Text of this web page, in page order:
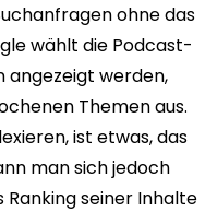
ohne das
wählt die Podcast-
angezeigt werden,
Themen aus.
ist etwas, das
man sich jedoch
seiner Inhalte